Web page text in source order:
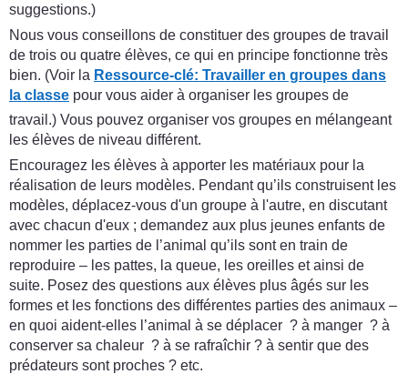
suggestions.)
Nous vous conseillons de constituer des groupes de travail
de trois ou quatre élèves, ce qui en principe fonctionne très
bien. (Voir la Ressource-clé: Travailler en groupes dans
la classe pour vous aider à organiser les groupes de
travail.) Vous pouvez organiser vos groupes en mélangeant
les élèves de niveau différent.
Encouragez les élèves à apporter les matériaux pour la
réalisation de leurs modèles. Pendant qu’ils construisent les
modèles, déplacez-vous d'un groupe à l'autre, en discutant
avec chacun d'eux ; demandez aux plus jeunes enfants de
nommer les parties de l’animal qu’ils sont en train de
reproduire – les pattes, la queue, les oreilles et ainsi de
suite. Posez des questions aux élèves plus âgés sur les
formes et les fonctions des différentes parties des animaux –
en quoi aident-elles l’animal à se déplacer ? à manger ? à
conserver sa chaleur ? à se rafraîchir ? à sentir que des
prédateurs sont proches ? etc.